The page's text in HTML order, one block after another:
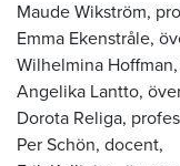
Maude Wikström,
Emma Ekenstråle,
Wilhelmina
Angelika Lantto,
Dorota Religa,
Per Schön, docent,